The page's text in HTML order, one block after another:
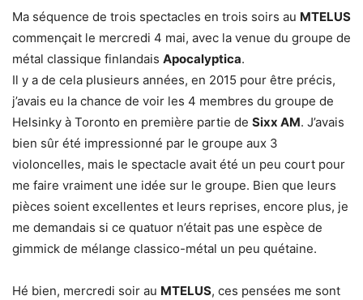
Ma séquence de trois spectacles en trois soirs au MTELUS
commençait le mercredi 4 mai, avec la venue du groupe de
métal classique finlandais Apocalyptica.
Il y a de cela plusieurs années, en 2015 pour être précis,
j’avais eu la chance de voir les 4 membres du groupe de
Helsinky à Toronto en première partie de Sixx AM. J’avais
bien sûr été impressionné par le groupe aux 3
violoncelles, mais le spectacle avait été un peu court pour
me faire vraiment une idée sur le groupe. Bien que leurs
pièces soient excellentes et leurs reprises, encore plus, je
me demandais si ce quatuor n’était pas une espèce de
gimmick de mélange classico-métal un peu quétaine.
Hé bien, mercredi soir au MTELUS, ces pensées me sont